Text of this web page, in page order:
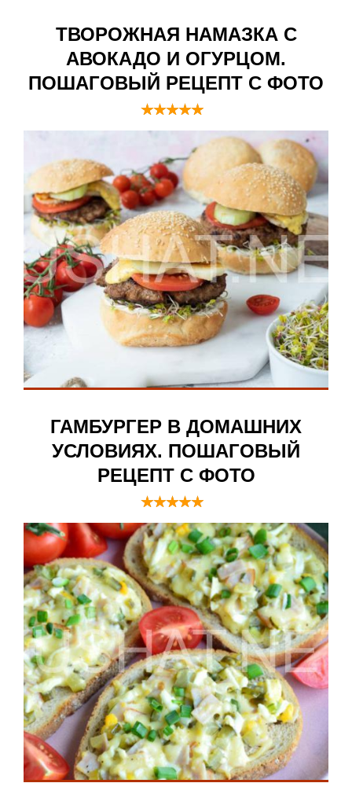
ТВОРОЖНАЯ НАМАЗКА С
АВОКАДО И ОГУРЦОМ.
ПОШАГОВЫЙ РЕЦЕПТ С ФОТО
ГАМБУРГЕР В ДОМАШНИХ
УСЛОВИЯХ. ПОШАГОВЫЙ
РЕЦЕПТ С ФОТО